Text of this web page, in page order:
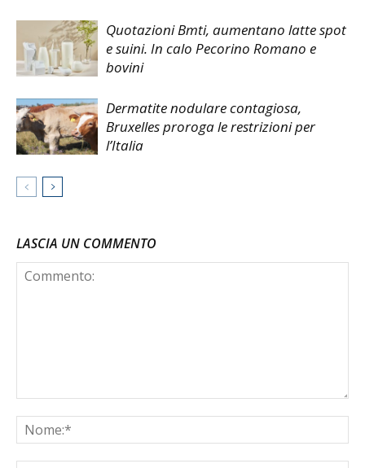
Quotazioni Bmti, aumentano latte spot
e suini. In calo Pecorino Romano e
bovini
Dermatite nodulare contagiosa,
Bruxelles proroga le restrizioni per
l’Italia
LASCIA UN COMMENTO